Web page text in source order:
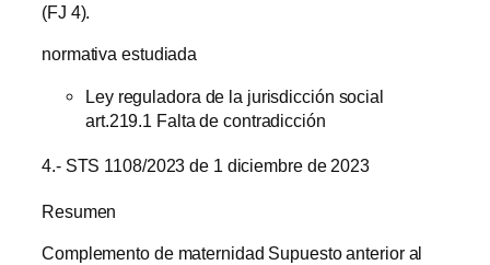
(FJ 4).
normativa estudiada
Ley reguladora de la jurisdicción social
art.219.1 Falta de contradicción
4.- STS 1108/2023 de 1 diciembre de 2023
Resumen
Complemento de maternidad Supuesto anterior al